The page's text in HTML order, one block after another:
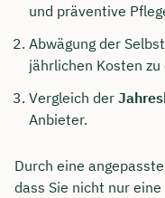
und präventive
Abwägung der
jährlichen Kosten
Vergleich der
Anbieter.
Durch eine
dass Sie nicht nur